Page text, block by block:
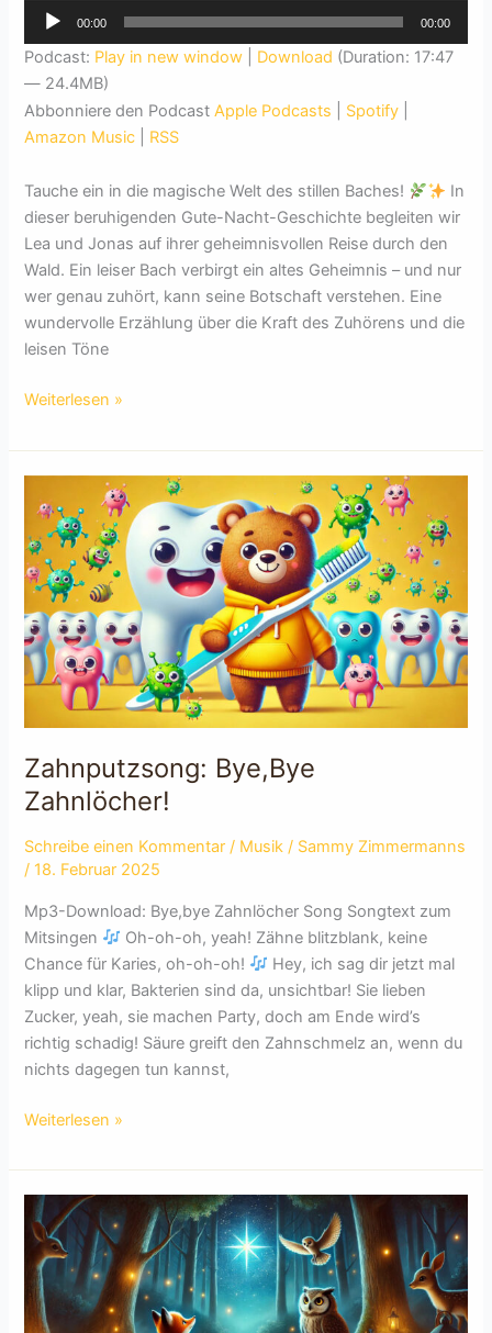
Audio-
00:00 00:00
Podcast: Play in new window Download (Duration: 17:47
— 24.4MB)
Abbonniere den PodcastApple Podcasts Spotify
Amazon Music
RSS
Tauche ein in die magische Welt des stillen Baches!
In
dieser beruhigenden Gute-Nacht-Geschichte begleiten wir
Lea und Jonas auf ihrer geheimnisvollen Reise durch den
Wald. Ein leiser Bach verbirgt ein altes Geheimnis – und nur
wer genau zuhört, kann seine Botschaft verstehen. Eine
wundervolle Erzählung über die Kraft des Zuhörens und die
leisen Töne
Das
des
stillen
Baches
Weiterlesen »
Zahnputzsong: Bye,Bye
Zahnlöcher!
Schreibe einen Kommentar / Musik / Sammy Zimmermanns
/ 18. Februar 2025
Mp3-Download: Bye,bye Zahnlöcher Song Songtext zum
Mitsingen
Oh-oh-oh, yeah! Zähne blitzblank, keine
Chance für Karies, oh-oh-oh!
Hey, ich sag dir jetzt mal
klipp und klar, Bakterien sind da, unsichtbar! Sie lieben
Zucker, yeah, sie machen Party, doch am Ende wird’s
richtig schadig! Säure greift den Zahnschmelz an, wenn du
nichts dagegen tun kannst,
Zahnputzsong:
Zahnlöcher!
Weiterlesen »